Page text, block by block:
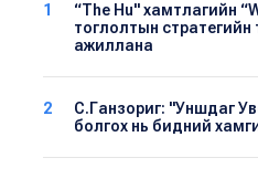
1
“The Hu" хамтлагийн
тоглолтын стратегийн
ажиллана
2
С.Ганзориг: "Уншдаг
болгох нь бидний